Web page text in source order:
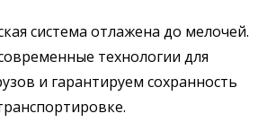
система отлажена до мелочей.
технологии для
и гарантируем сохранность